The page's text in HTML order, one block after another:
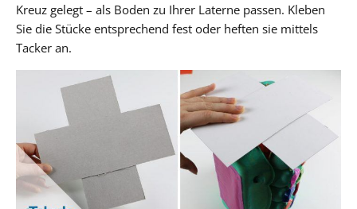
Kreuz gelegt – als Boden zu Ihrer Laterne passen. Kleben
Sie die Stücke entsprechend fest oder heften sie mittels
Tacker an.